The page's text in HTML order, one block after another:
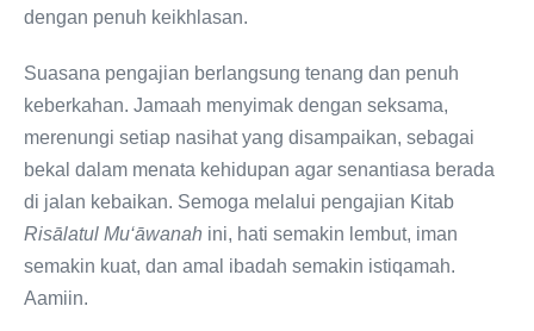
dengan penuh keikhlasan.
Suasana pengajian berlangsung tenang dan penuh
keberkahan. Jamaah menyimak dengan seksama,
merenungi setiap nasihat yang disampaikan, sebagai
bekal dalam menata kehidupan agar senantiasa berada
di jalan kebaikan. Semoga melalui pengajian Kitab
Risālatul Mu‘āwanah ini, hati semakin lembut, iman
semakin kuat, dan amal ibadah semakin istiqamah.
Aamiin.